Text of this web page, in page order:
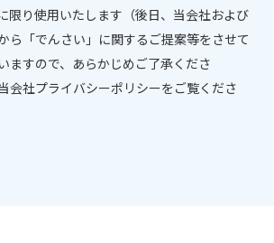
限り使用いたします（後日、当会社および
ら「でんさい」に関するご提案等をさせて
ますので、あらかじめご了承くださ
会社プライバシーポリシーをご覧くださ